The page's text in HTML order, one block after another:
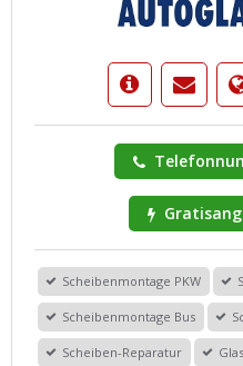
Scheibenmontage PKW
Scheibenmontage Bus
Scheiben-Reparatur